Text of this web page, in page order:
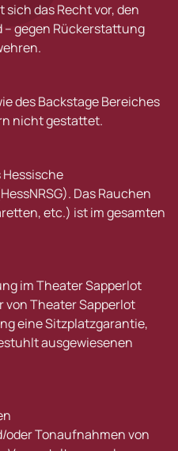
das Recht vor, den
– gegen Rückerstattung
des Backstage Bereiches
nicht gestattet.
Hessische
Das Rauchen
etc.) ist im gesamten
im Theater Sapperlot
von Theater Sapperlot
eine Sitzplatzgarantie,
ausgewiesenen
oder Tonaufnahmen von